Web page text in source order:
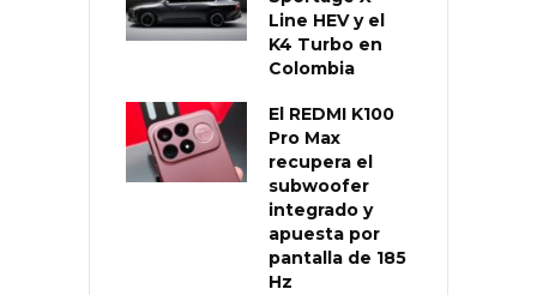
Line HEV y el
K4 Turbo en
Colombia
El REDMI K100
Pro Max
recupera el
subwoofer
integrado y
apuesta por
pantalla de 185
Hz